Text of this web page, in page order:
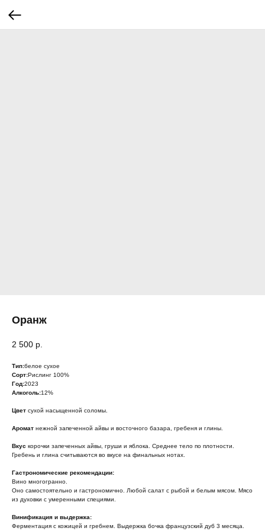
Оранж
2 500 р.
Тип:белое сухое
Сорт:Рислинг 100%
Год:2023
Алкоголь:12%
Цвет сухой насыщенной соломы.
Аромат нежной запеченной айвы и восточного базара, гребеня и глины.
Вкус корочки запеченных айвы, груши и яблока. Среднее тело по плотности.
Гребень и глина считываются во вкусе на финальных нотах.
Гастрономические рекомендации:
Вино многогранно.
Оно самостоятельно и гастрономично. Любой салат с рыбой и белым мясом. Мясо
из духовки с умеренными специями.
Винификация и выдержка:
Ферментация с кожицей и гребнем. Выдержка бочка французский дуб 3 месяца.